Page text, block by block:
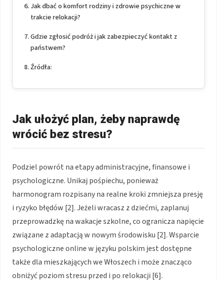
Jak dbać o komfort rodziny i zdrowie psychiczne w
trakcie relokacji?
Gdzie zgłosić podróż i jak zabezpieczyć kontakt z
państwem?
Źródła:
Jak ułożyć plan, żeby naprawdę
wrócić bez stresu?
Podziel powrót na etapy administracyjne, finansowe i
psychologiczne. Unikaj pośpiechu, ponieważ
harmonogram rozpisany na realne kroki zmniejsza presję
i ryzyko błędów [2]. Jeżeli wracasz z dziećmi, zaplanuj
przeprowadzkę na wakacje szkolne, co ogranicza napięcie
związane z adaptacją w nowym środowisku [2]. Wsparcie
psychologiczne online w języku polskim jest dostępne
także dla mieszkających we Włoszech i może znacząco
obniżyć poziom stresu przed i po relokacji [6].